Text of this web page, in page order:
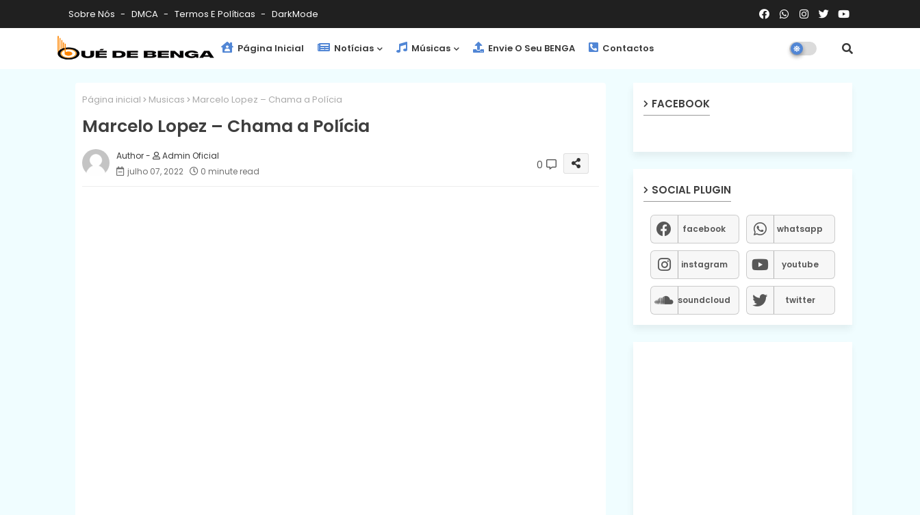
Sobre Nós DMCA Termos E Políticas DarkMode
Página Inicial Notícias Músicas Envie O Seu BENGA Contactos
Página inicial Musicas Marcelo Lopez – Chama a Polícia
Marcelo Lopez – Chama a Polícia
Admin Oficial
julho 07, 2022
0 minute read 0
FACEBOOK
SOCIAL PLUGIN
facebook whatsapp
instagram youtube
soundcloud twitter